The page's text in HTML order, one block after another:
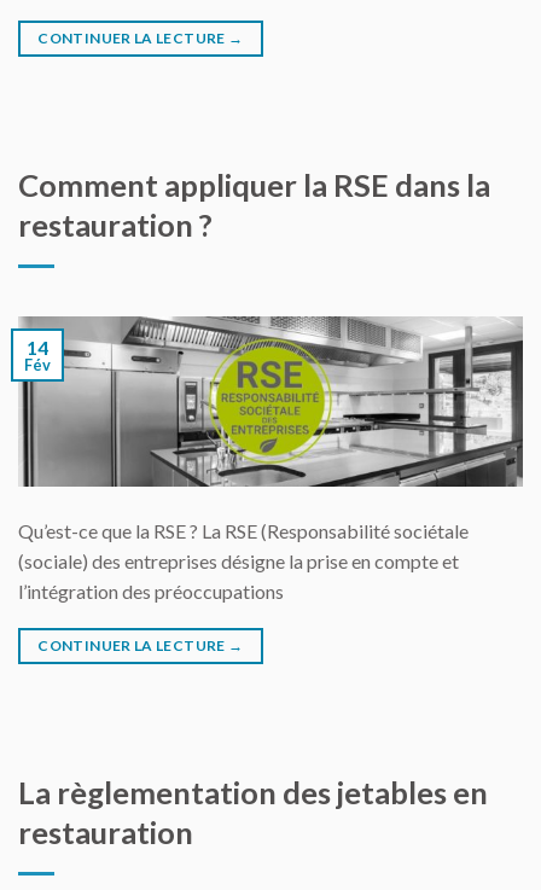
CONTINUER LA LECTURE →
Comment appliquer la RSE dans la
restauration ?
14
Fév
Qu’est-ce que la RSE ? La RSE (Responsabilité sociétale
(sociale) des entreprises désigne la prise en compte et
l’intégration des préoccupations
CONTINUER LA LECTURE →
La règlementation des jetables en
restauration